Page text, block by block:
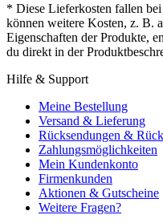
* Diese Lieferkosten fallen
können weitere Kosten, z. B.
Eigenschaften der Produkte,
du direkt in der
Hilfe & Support
Meine Bestellung
Versand & Lieferung
Rücksendungen &
Zahlungsmöglichkeiten
Mein Kundenkonto
Firmenkunden
Aktionen & Gutscheine
Weitere Fragen?